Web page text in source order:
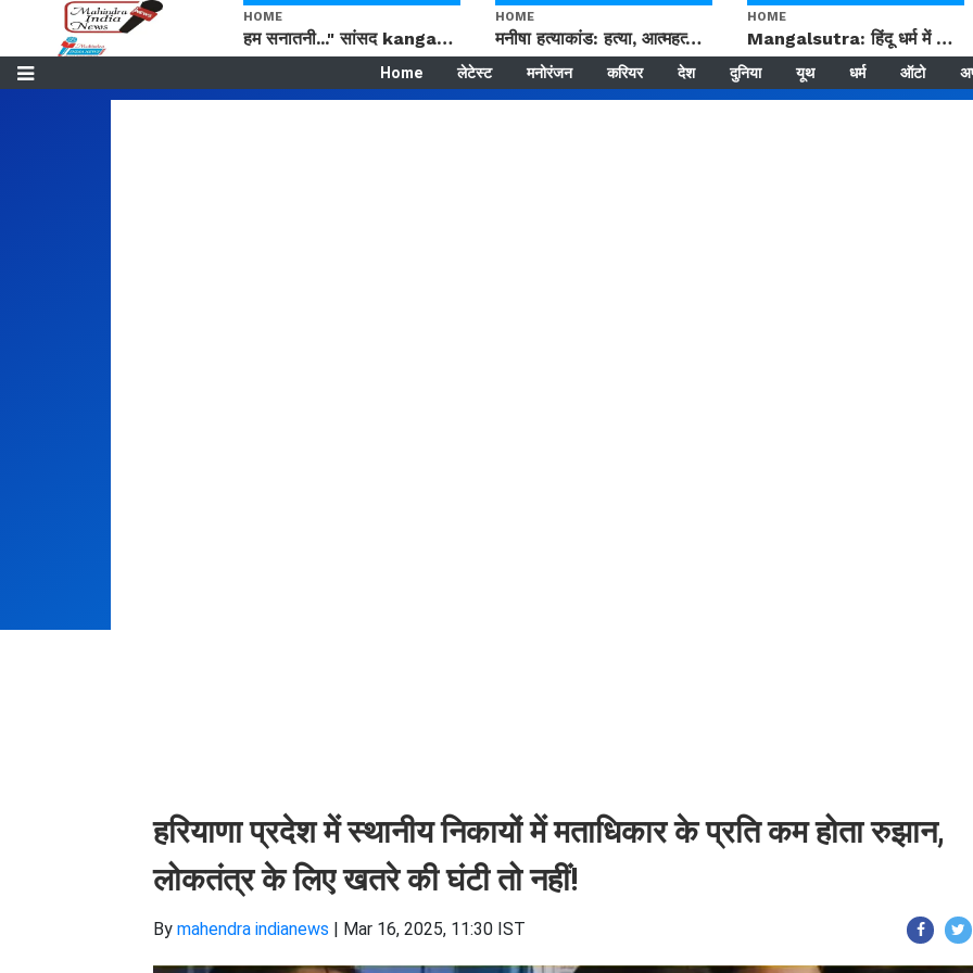
HOME
हम सनातनी..." सांसद kangana Ranaut से क्या बोली लड़की? Viral Jantar-Mantar | CJP protest
HOME
मनीषा हत्याकांड: हत्या, आत्महत्या या कोई बड़ा राज? | Full Story | Josh Haryana
HOME
Mangalsutra: हिंदू धर्म में शादी के बाद मंगलसूत्र क्यों पहनती है महिलाएं, किसने शुरु की ये परंपरा
Home लेटेस्ट मनोरंजन करियर देश दुनिया यूथ धर्म ऑटो
हरियाणा प्रदेश में स्थानीय निकायों में मताधिकार के प्रति कम होता रुझान,
लोकतंत्र के लिए खतरे की घंटी तो नहीं!
By mahendra indianews | Mar 16, 2025, 11:30 IST